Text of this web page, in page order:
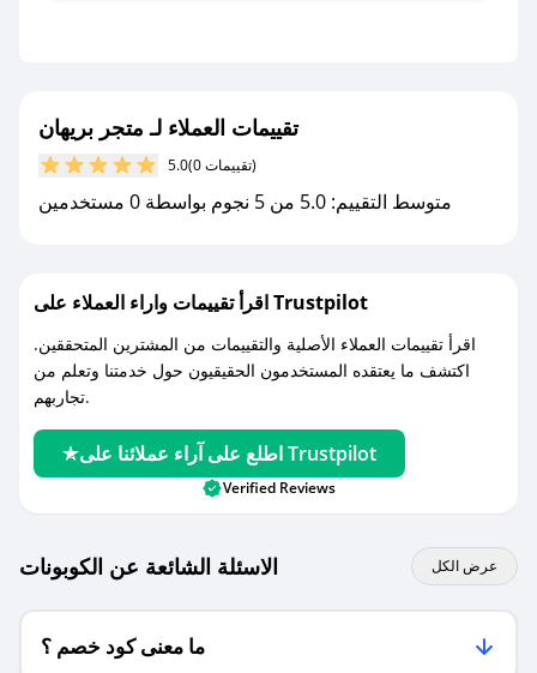
مع صحصح، تسوق بذكاء ووفّر على كل مشترياتك مع
كوبونات خصم حصرية من متجر بريهان!
تقييمات العملاء لـ متجر بريهان
5.0 (0 تقييمات)
متوسط التقييم: 5.0 من 5 نجوم بواسطة 0 مستخدمين
اقرأ تقييمات واراء العملاء على Trustpilot
اقرأ تقييمات العملاء الأصلية والتقييمات من المشترين المتحققين.
اكتشف ما يعتقده المستخدمون الحقيقيون حول خدمتنا وتعلم من
تجاربهم.
اطلع على آراء عملائنا على Trustpilot
Verified Reviews
الاسئلة الشائعة عن الكوبونات عرض الكل
ما معنى كود خصم ؟